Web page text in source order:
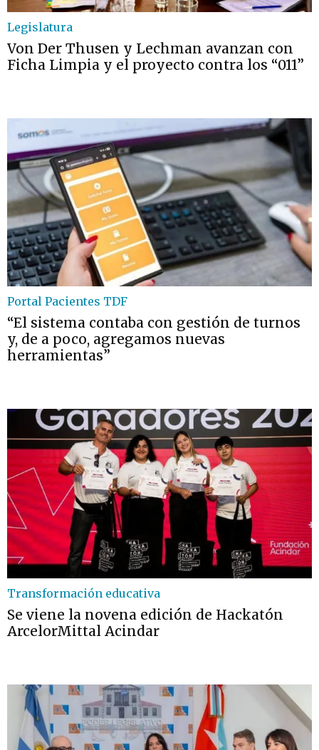
Legislatura
Von Der Thusen y Lechman avanzan con
Ficha Limpia y el proyecto contra los “011”
Portal Pacientes TDF
“El sistema contaba con gestión de turnos
y, de a poco, agregamos nuevas
herramientas”
Transformación educativa
Se viene la novena edición de Hackatón
ArcelorMittal Acindar